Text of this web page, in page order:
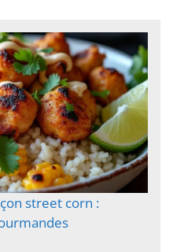
street corn :